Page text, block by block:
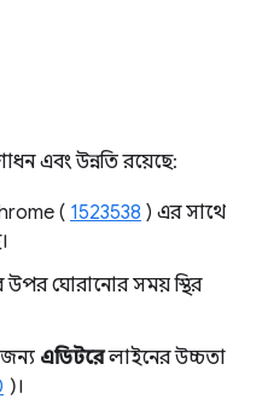
এবং উন্নতি রয়েছে:
( 1523538 ) এর সাথে
উপর ঘোরানোর সময় স্থির
এডিটরেলাইনের উচ্চতা
)।